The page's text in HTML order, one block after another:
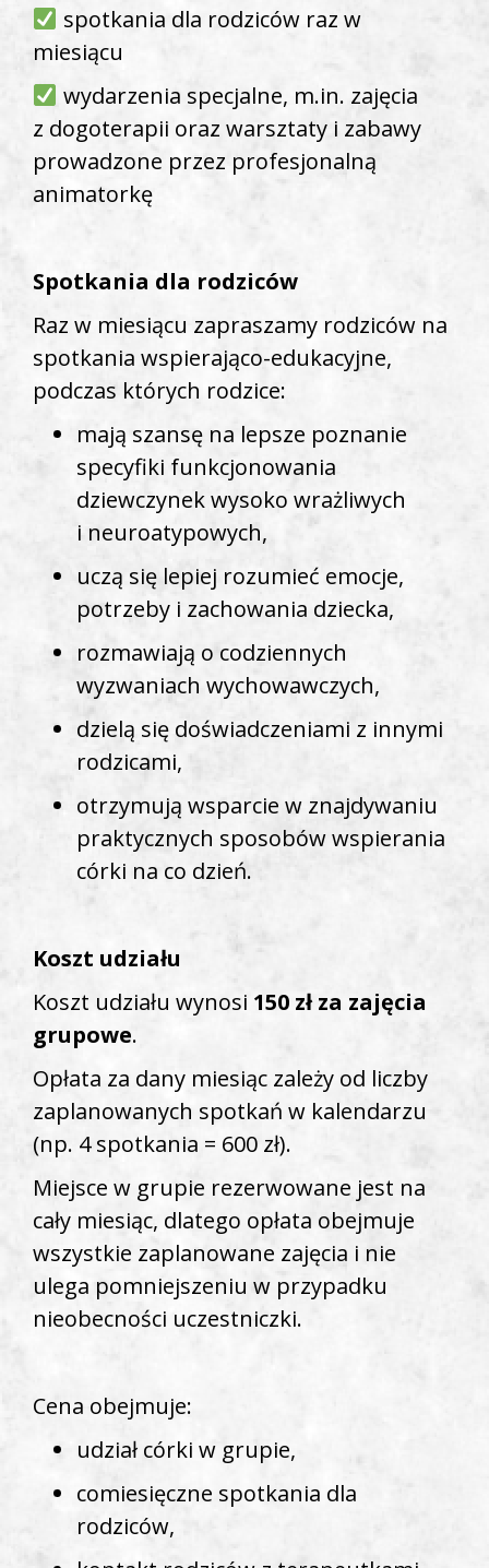
spotkania dla rodziców raz w
miesiącu
wydarzenia specjalne, m.in. zajęcia
z dogoterapii oraz warsztaty i zabawy
prowadzone przez profesjonalną
animatorkę
Spotkania dla rodziców
Raz w miesiącu zapraszamy rodziców na
spotkania wspierająco-edukacyjne,
podczas których rodzice:
mają szansę na lepsze poznanie
specyfiki funkcjonowania
dziewczynek wysoko wrażliwych
i neuroatypowych,
uczą się lepiej rozumieć emocje,
potrzeby i zachowania dziecka,
rozmawiają o codziennych
wyzwaniach wychowawczych,
dzielą się doświadczeniami z innymi
rodzicami,
otrzymują wsparcie w znajdywaniu
praktycznych sposobów wspierania
córki na co dzień.
Koszt udziału
Koszt udziału wynosi 150 zł za zajęcia
grupowe.
Opłata za dany miesiąc zależy od liczby
zaplanowanych spotkań w kalendarzu
(np. 4 spotkania = 600 zł).
Miejsce w grupie rezerwowane jest na
cały miesiąc, dlatego opłata obejmuje
wszystkie zaplanowane zajęcia i nie
ulega pomniejszeniu w przypadku
nieobecności uczestniczki.
Cena obejmuje:
udział córki w grupie,
comiesięczne spotkania dla
rodziców,